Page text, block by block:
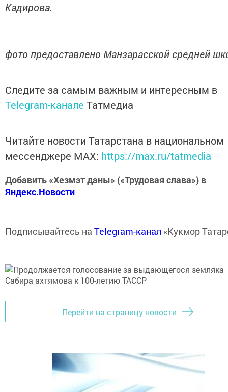
Кадирова.
фото предоставлено Манзарасской средней
Следите за самым важным и интересным в
Telegram-канале Татмедиа
Читайте новости Татарстана в национальном
мессенджере MАХ: https://max.ru/tatmedia
Добавить «Хезмэт даны» («Трудовая слава») в
Яндекс.Новости
Подписывайтесь на Telegram-канал «Кукмор
Перейти на страницу новости